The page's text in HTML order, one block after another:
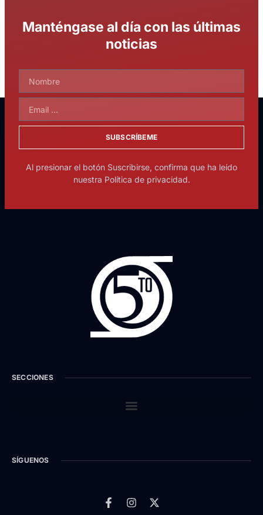
Manténgase al día con las últimas
noticias
SUBSCRÍBEME
Al presionar el botón Suscribirse, confirma que ha leído
nuestra Política de privacidad.
SECCIONES
SÍGUENOS